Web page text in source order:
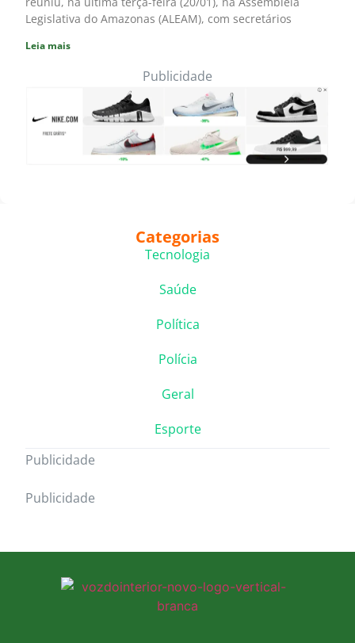
Legislativa do Amazonas (ALEAM), com secretários
Leia mais
Publicidade
Categorias
Tecnologia
Saúde
Política
Polícia
Geral
Esporte
Publicidade
Publicidade